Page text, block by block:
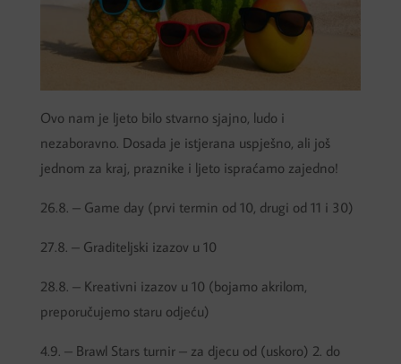
Ovo nam je ljeto bilo stvarno sjajno, ludo i
nezaboravno. Dosada je istjerana uspješno, ali još
jednom za kraj, praznike i ljeto ispraćamo zajedno!
26.8. – Game day (prvi termin od 10, drugi od 11 i 30)
27.8. – Graditeljski izazov u 10
28.8. – Kreativni izazov u 10 (bojamo akrilom,
preporučujemo staru odjeću)
4.9. – Brawl Stars turnir – za djecu od (uskoro) 2. do